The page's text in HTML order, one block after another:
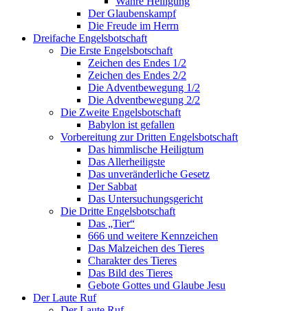
Der Glaubenskampf
Die Freude im Herrn
Dreifache Engelsbotschaft
Die Erste Engelsbotschaft
Zeichen des Endes 1/2
Zeichen des Endes 2/2
Die Adventbewegung 1/2
Die Adventbewegung 2/2
Die Zweite Engelsbotschaft
Babylon ist gefallen
Vorbereitung zur Dritten Engelsbotschaft
Das himmlische Heiligtum
Das Allerheiligste
Das unveränderliche Gesetz
Der Sabbat
Das Untersuchungsgericht
Die Dritte Engelsbotschaft
Das „Tier“
666 und weitere Kennzeichen
Das Malzeichen des Tieres
Charakter des Tieres
Das Bild des Tieres
Gebote Gottes und Glaube Jesu
Der Laute Ruf